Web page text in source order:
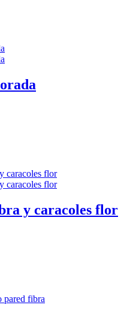
y caracoles flor